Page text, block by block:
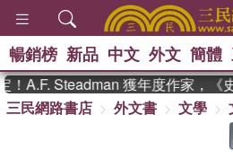
熱搜： 東
如果歷史
、
暢銷榜 新品 中文 外文 簡體
A.F. Steadman 獲年度作家，《
三民網路書店
外文書 文學